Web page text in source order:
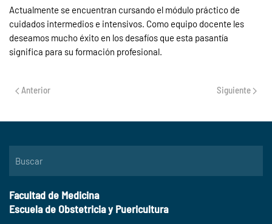
Actualmente se encuentran cursando el módulo práctico de
cuidados intermedios e intensivos. Como equipo docente les
deseamos mucho éxito en los desafíos que esta pasantía
significa para su formación profesional.
Anterior Siguiente
Facultad de Medicina
Escuela de Obstetricia y Puericultura